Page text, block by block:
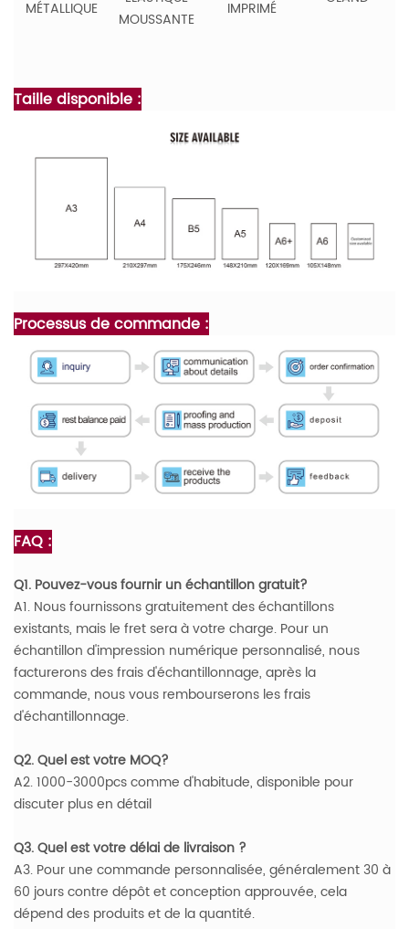
MÉTALLIQUE
MOUSSANTE
IMPRIMÉ
Taille disponible :
Processus de commande :
FAQ :
Q1. Pouvez-vous fournir un échantillon gratuit?
A1. Nous fournissons gratuitement des échantillons
existants, mais le fret sera à votre charge. Pour un
échantillon d'impression numérique personnalisé, nous
facturerons des frais d'échantillonnage, après la
commande, nous vous rembourserons les frais
d'échantillonnage.
Q2. Quel est votre MOQ?
A2. 1000-3000pcs comme d'habitude, disponible pour
discuter plus en détail
Q3. Quel est votre délai de livraison ?
A3. Pour une commande personnalisée, généralement 30 à
60 jours contre dépôt et conception approuvée, cela
dépend des produits et de la quantité.